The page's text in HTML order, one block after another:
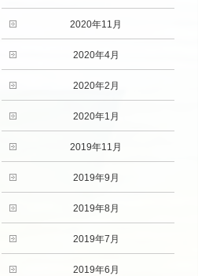
2020年11月
2020年4月
2020年2月
2020年1月
2019年11月
2019年9月
2019年8月
2019年7月
2019年6月